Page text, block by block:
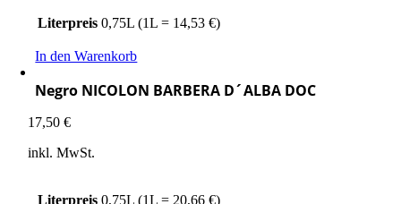
Literpreis 0,75L (1L = 14,53 €)
In den Warenkorb
Negro NICOLON BARBERA D´ALBA DOC
17,50€
inkl. MwSt.
Literpreis 0,75L (1L = 20,66 €)